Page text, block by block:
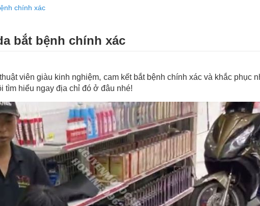
chính xác
bắt bệnh chính xác
viên giàu kinh nghiệm, cam kết bắt bệnh chính xác và khắc phục
tìm hiểu ngay địa chỉ đó ở đâu nhé!